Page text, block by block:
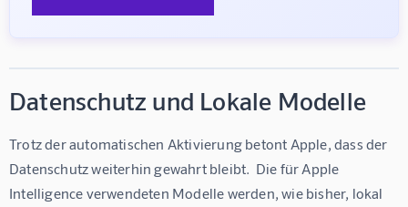
Datenschutz und Lokale Modelle
Trotz der automatischen Aktivierung betont Apple, dass der
Datenschutz weiterhin gewahrt bleibt.  Die für Apple
Intelligence verwendeten Modelle werden, wie bisher, lokal